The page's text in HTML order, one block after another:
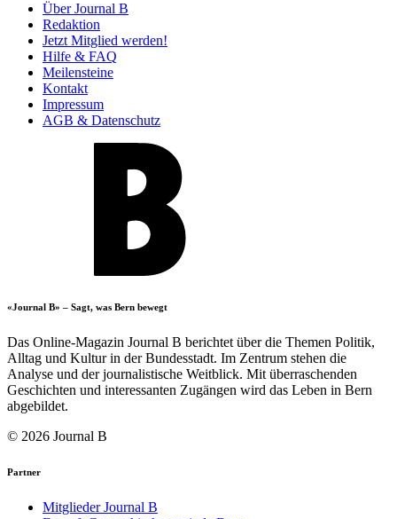
Über Journal B
Redaktion
Jetzt Mitglied werden!
Hilfe & FAQ
Meilensteine
Kontakt
Impressum
AGB & Datenschutz
«Journal B» – Sagt, was Bern bewegt
Das Online-Magazin Journal B berichtet über die Themen Politik,
Alltag und Kultur in der Bundesstadt. Im Zentrum stehen die
Analyse und der journalistische Weitblick. Mit überraschenden
Geschichten und interessanten Zugängen wird das Leben in Bern
abgebildet.
© 2026 Journal B
Partner
Mitglieder Journal B